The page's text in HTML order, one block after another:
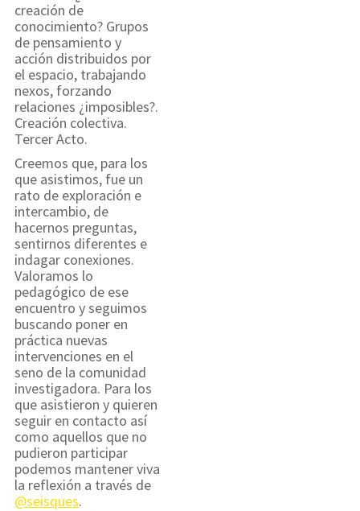
creación de
conocimiento? Grupos
de pensamiento y
acción distribuidos por
el espacio, trabajando
nexos, forzando
relaciones ¿imposibles?.
Creación colectiva.
Tercer Acto.
Creemos que, para los
que asistimos, fue un
rato de exploración e
intercambio, de
hacernos preguntas,
sentirnos diferentes e
indagar conexiones.
Valoramos lo
pedagógico de ese
encuentro y seguimos
buscando poner en
práctica nuevas
intervenciones en el
seno de la comunidad
investigadora. Para los
que asistieron y quieren
seguir en contacto así
como aquellos que no
pudieron participar
podemos mantener viva
la reflexión a través de
@seisques.